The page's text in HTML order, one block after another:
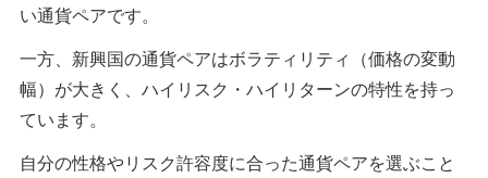
い通貨ペアです。
一方、新興国の通貨ペアはボラティリティ（価格の変動
幅）が大きく、ハイリスク・ハイリターンの特性を持っ
ています。
自分の性格やリスク許容度に合った通貨ペアを選ぶこと